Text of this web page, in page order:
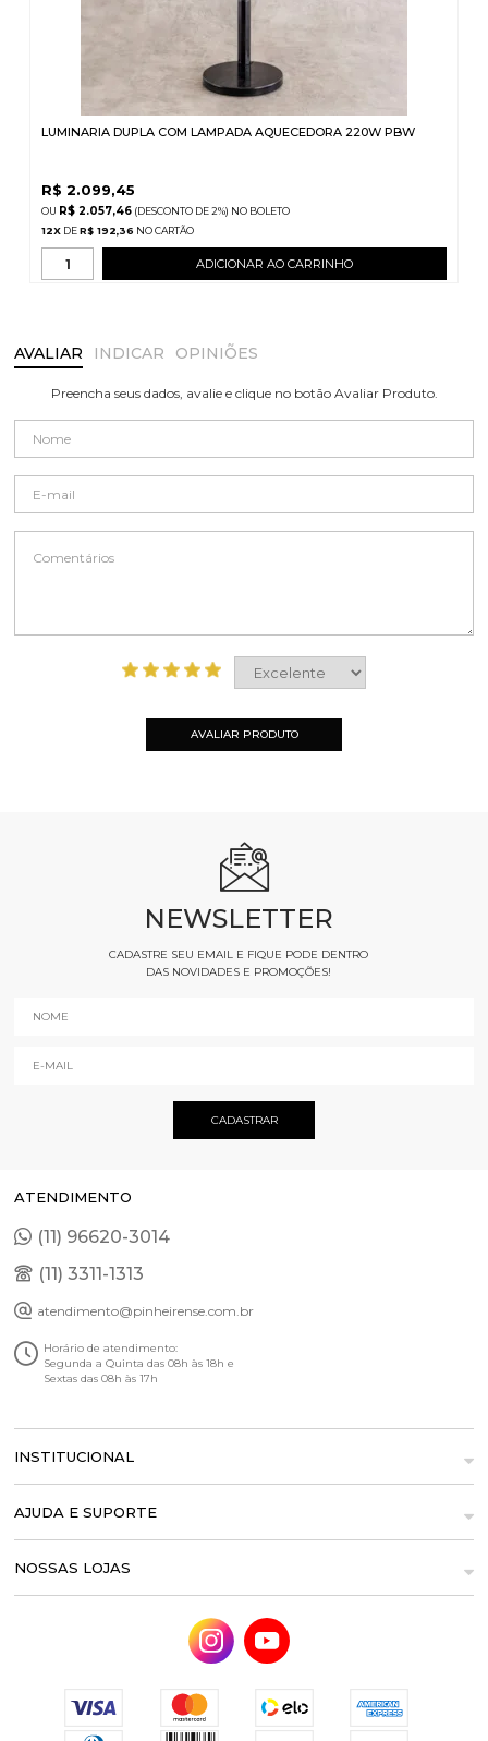
LUMINARIA DUPLA COM LAMPADA AQUECEDORA 220W PBW
R$ 2.099,45
R$ 2.057,46 (DESCONTO DE2%) NO BOLETO
12X DER$ 192,36
ADICIONAR AO CARRINHO
AVALIAR INDICAR OPINIÕES
Preencha seus dados, avalie e clique no botão Avaliar Produto.
AVALIAR PRODUTO
NEWSLETTER
CADASTRE SEU EMAIL E FIQUE PODE DENTRO
DAS NOVIDADES E PROMOÇÕES!
ATENDIMENTO
(11) 96620-3014
(11) 3311-1313
atendimento@pinheirense.com.br
Horário de atendimento:
Segunda a Quinta das 08h às 18h e
Sextas das 08h às 17h
INSTITUCIONAL
AJUDA E SUPORTE
NOSSAS LOJAS